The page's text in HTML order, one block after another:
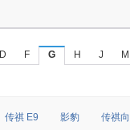
D F G H J M
传祺 E9 影豹
传祺